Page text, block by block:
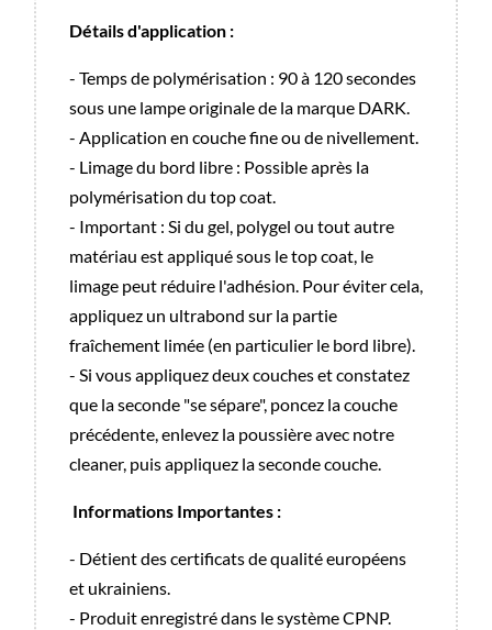
Détails d'application :
- Temps de polymérisation : 90 à 120 secondes
sous une lampe originale de la marque DARK.
- Application en couche fine ou de nivellement.
- Limage du bord libre : Possible après la
polymérisation du top coat.
- Important : Si du gel, polygel ou tout autre
matériau est appliqué sous le top coat, le
limage peut réduire l'adhésion. Pour éviter cela,
appliquez un ultrabond sur la partie
fraîchement limée (en particulier le bord libre).
- Si vous appliquez deux couches et constatez
que la seconde "se sépare", poncez la couche
précédente, enlevez la poussière avec notre
cleaner, puis appliquez la seconde couche.
Informations Importantes :
- Détient des certificats de qualité européens
et ukrainiens.
- Produit enregistré dans le système CPNP.